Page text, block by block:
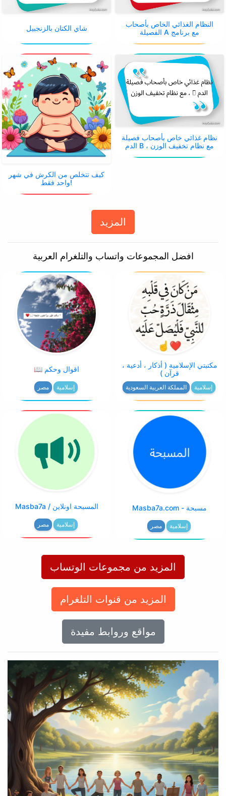
شاي الكتان بالزنجبيل
النظام الغذائي الخاص بأصحاب
الفصيلة A مع برنامج
كيف تتخلص من الكرش في شهر
واحد فقط!
نظام غذائي خاص بأصحاب فصيلة
الدم B ، مع نظام تخفيف الوزن
المزيد
افضل المجموعات واتساب والتلغرام العربية
اقوال وحكم 📖
مصر إسلامية
مكتبتي الإسلامية ( أذكار ، أدعية ،
قرآن )
المملكة العربية السعودية إسلامية
المسبحة اونلاين / Masba7a
مصر إسلامية
مسبحة - Masba7a.com
مصر إسلامية
المزيد من مجموعات الوتساب
المزيد من قنوات التلغرام
مواقع وروابط مفيدة